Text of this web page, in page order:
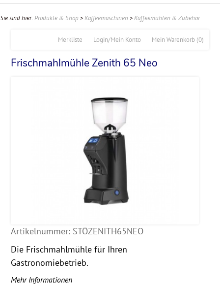
Sie sind hier:Produkte & Shop >Kaffeemaschinen >Kaffeemühlen & Zubehör
Mein Warenkorb (0)
Login/Mein Konto
Merkliste
Frischmahlmühle Zenith 65 Neo
Artikelnummer: STÖZENITH65NEO
Die Frischmahlmühle für Ihren
Gastronomiebetrieb.
Mehr Informationen